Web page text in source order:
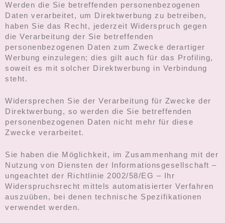
Werden die Sie betreffenden personenbezogenen
Daten verarbeitet, um Direktwerbung zu betreiben,
haben Sie das Recht, jederzeit Widerspruch gegen
die Verarbeitung der Sie betreffenden
personenbezogenen Daten zum Zwecke derartiger
Werbung einzulegen; dies gilt auch für das Profiling,
soweit es mit solcher Direktwerbung in Verbindung
steht.
Widersprechen Sie der Verarbeitung für Zwecke der
Direktwerbung, so werden die Sie betreffenden
personenbezogenen Daten nicht mehr für diese
Zwecke verarbeitet.
Sie haben die Möglichkeit, im Zusammenhang mit der
Nutzung von Diensten der Informationsgesellschaft –
ungeachtet der Richtlinie 2002/58/EG – Ihr
Widerspruchsrecht mittels automatisierter Verfahren
auszuüben, bei denen technische Spezifikationen
verwendet werden.